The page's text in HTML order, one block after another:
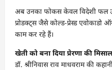
अब उनका फोकस केवल विदेशी फल
प्रोडक्ट्स जैसे कोल्ड-प्रेस्ड एवोकाडो
काम कर रहे हैं।
खेती को बना दिया प्रेरणा की मिसाल
डॉ. श्रीनिवास राव माधवराम की